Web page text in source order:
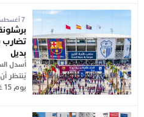
7 أغسطس 2026
تضارب
بديل
أُسدل
يُنتظر
يوم 15 غشت الجاري بالملعب الكبير